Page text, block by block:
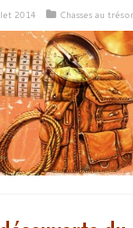
2014 Chasses au trésor